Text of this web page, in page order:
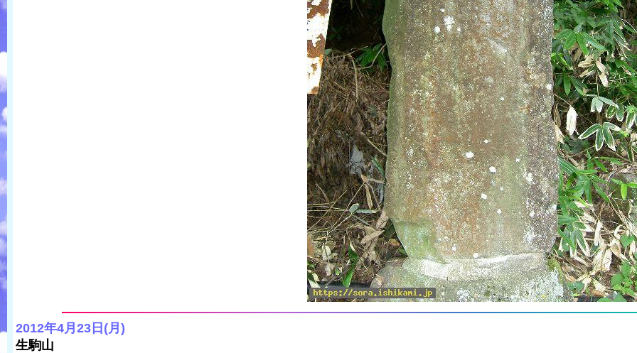
2012年4月23日(月)
生駒山